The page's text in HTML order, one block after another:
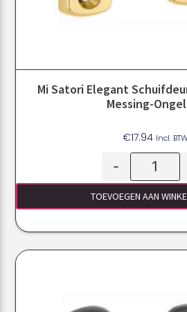
Mi Satori Elegant
Messing-
€17.94 Incl.
-
TOEVOEGEN AAN